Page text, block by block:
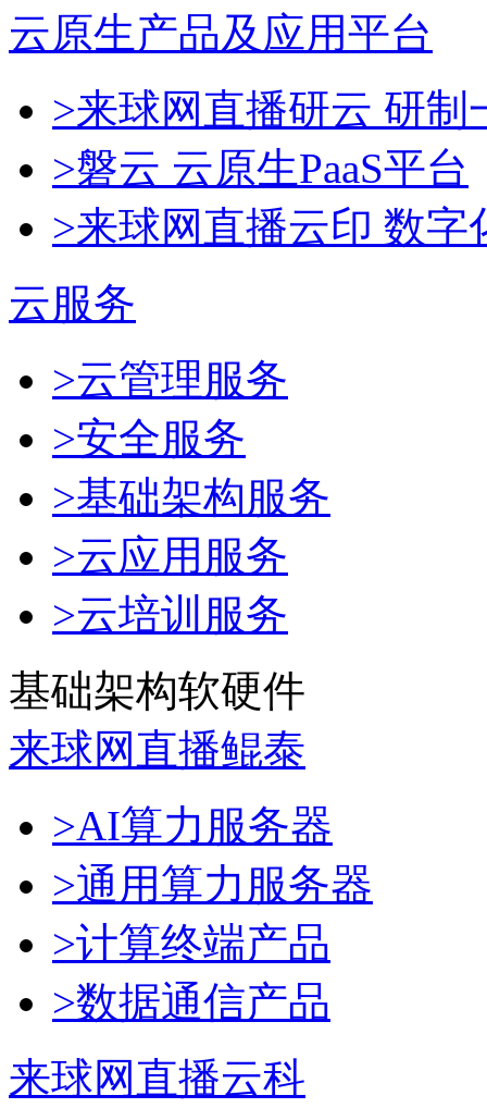
云原生产品及应用平台
>来球网直播研云 研
>磐云 云原生PaaS平台
>来球网直播云印 数字
云服务
>云管理服务
>安全服务
>基础架构服务
>云应用服务
>云培训服务
基础架构软硬件
来球网直播鲲泰
>AI算力服务器
>通用算力服务器
>计算终端产品
>数据通信产品
来球网直播云科